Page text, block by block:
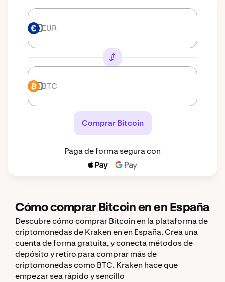
EUR EUR
BTC BTC
Comprar Bitcoin
Paga de forma segura con
Cómo comprar Bitcoin en en España
Descubre cómo comprar Bitcoin en la plataforma de
criptomonedas de Kraken en en España. Crea una
cuenta de forma gratuita, y conecta métodos de
depósito y retiro para comprar más de
criptomonedas como BTC. Kraken hace que
empezar sea rápido y sencillo